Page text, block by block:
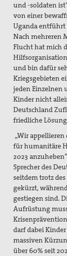
und -soldaten
von einer
Uganda entführt
Nach mehreren
Flucht hat mich
und bin dafür
Kriegsgebieten
jeden Einzelnen
Kinder nicht
Deutschland
friedliche
„Wir
für humanitäre
2023
Sprecher des
seitdem trotz
gekürzt,
gestiegen sind.
Aufrüstung
darf dabei
massiven
über 60% seit